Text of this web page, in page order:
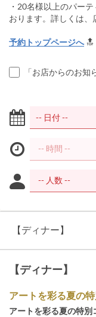
・20名様以上のパー
おります。詳しくは、
予約トップページへ
「お店からのお
【ディナー】
【ディナー】
アートを彩る夏の
アートを彩る夏の特別